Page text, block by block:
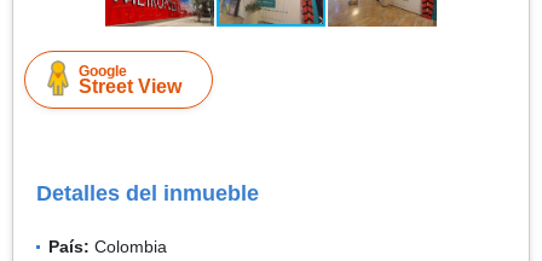
Google
Street View
Detalles del inmueble
País: Colombia